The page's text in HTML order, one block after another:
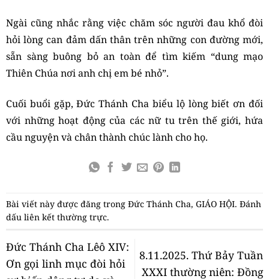
Ngài cũng nhắc rằng việc chăm sóc người đau khổ đòi
hỏi lòng can đảm dấn thân trên những con đường mới,
sẵn sàng buông bỏ an toàn để tìm kiếm “dung mạo
Thiên Chúa nơi anh chị em bé nhỏ”.
Cuối buổi gặp, Đức Thánh Cha biểu lộ lòng biết ơn đối
với những hoạt động của các nữ tu trên thế giới, hứa
cầu nguyện và chân thành chúc lành cho họ.
Bài viết này được đăng trong Đức Thánh Cha, GIÁO HỘI. Đánh
dấu liên kết thường trực.
Đức Thánh Cha Lêô XIV:
Ơn gọi linh mục đòi hỏi
8.11.2025. Thứ Bảy Tuần
XXXI thường niên: Đồng